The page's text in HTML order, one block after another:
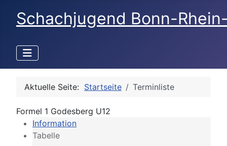
Schachjugend Bonn-
Aktuelle Seite: Startseite Terminliste
Formel 1 Godesberg U12
Information
Tabelle